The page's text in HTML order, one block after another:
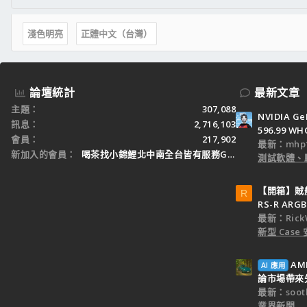
淺色明亮 正體中文（台灣）
論壇統計
主題
307,088
訊息
2,716,103
會員
217,902
新加入的會員
喝茶找小錦鯉北中南全台皆有服務Gleezy：tw3
最新文章
NVIDIA
596.99
最新：
測試軟體、
R
【開箱】
RS-R
最新：
新型 Case
AI 應用
論市場帶來
最新：